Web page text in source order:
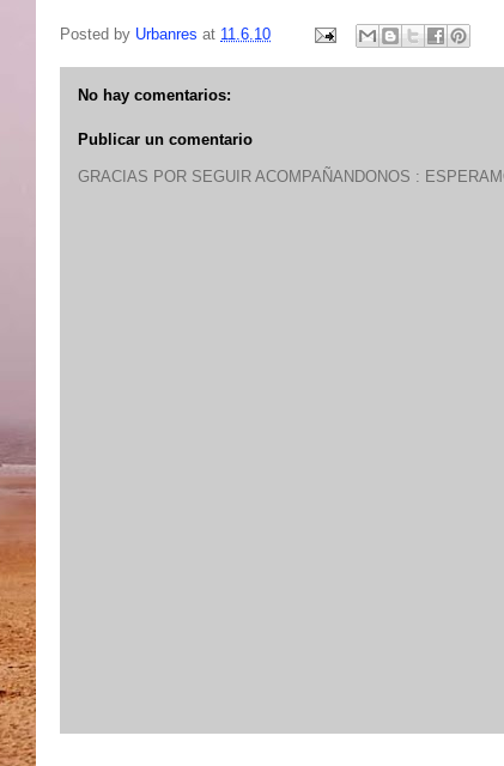
Posted by Urbanres at 11.6.10
No hay comentarios:
Publicar un comentario
GRACIAS POR SEGUIR ACOMPAÑANDONOS :